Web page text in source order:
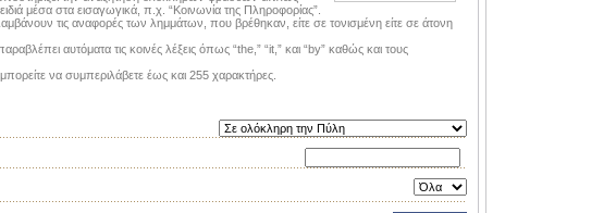
μέσα στα εισαγωγικά, π.χ. “Κοινωνία της Πληροφορίας”.
τις αναφορές των λημμάτων, που βρέθηκαν, είτε σε τονισμένη είτε σε άτονη
αυτόματα τις κοινές λέξεις όπως “the,” “it,” και “by” καθώς και τους
να συμπεριλάβετε έως και 255 χαρακτήρες.